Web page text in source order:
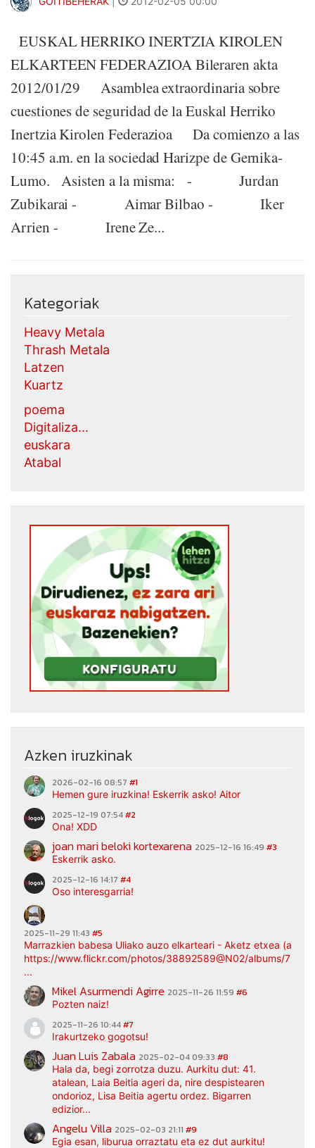
EUSKAL HERRIKO INERTZIA KIROLEN
ELKARTEEN FEDERAZIOA Bileraren akta
2012/01/29 Asamblea extraordinaria sobre
cuestiones de seguridad de la Euskal Herriko
Inertzia Kirolen Federazioa Da comienzo a las
10:45 a.m. en la sociedad Harizpe de Gernika-
Lumo. Asisten a la misma: - Jurdan
Zubikarai - Aimar Bilbao - Iker
Arrien - Irene Ze...
Kategoriak
Heavy Metala
Thrash Metala
Latzen
Kuartz
poema
Digitaliza...
euskara
Atabal
Azken iruzkinak
2026-02-16 08:57 #1
Hemen gure iruzkina! Eskerrik asko! Aitor
2025-12-19 07:54#2
Ona! XDD
joan mari beloki kortexarena 2025-12-16 16:49 #3
Eskerrik asko.
2025-12-16 14:17 #4
Oso interesgarria!
2025-11-29 11:43 #5
Marrazkien babesa Uliako auzo elkarteari - Aketz etxea
https://www.flickr.com/photos/38892589@N02/albums/
...
Mikel Asurmendi Agirre 2025-11-26 11:59 #6
Pozten naiz!
2025-11-26 10:44#7
Irakurtzeko gogotsu!
Juan Luis Zabala 2025-02-04 09:33 #8
Hala da, begi zorrotza duzu. Aurkitu dut: 41.
atalean, Laia Beitia ageri da, nire despistearen
ondorioz, Lisa Beitia agertu ordez. Bigarren
edizior...
Angelu Villa 2025-02-03 21:11 #9
Egia esan, liburua orraztatu eta ez dut aurkitu!